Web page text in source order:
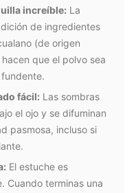
increíble: La
de ingredientes
(de origen
que el polvo sea
fácil: Las sombras
el ojo y se difuminan
pasmosa, incluso si
El estuche es
Cuando terminas una